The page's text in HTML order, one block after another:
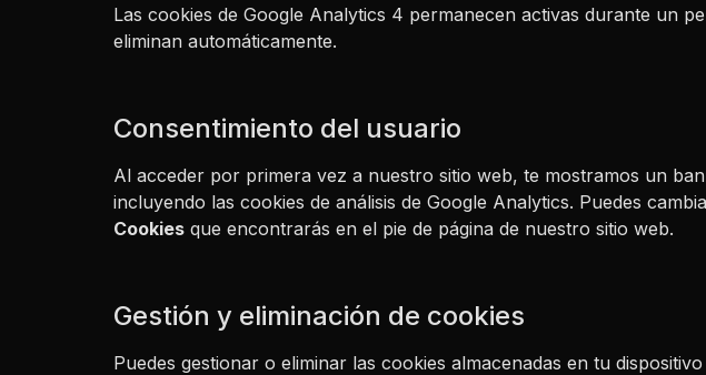
Las cookies de Google Analytics 4 permanecen activas durante un
eliminan automáticamente.
Consentimiento del usuario
Al acceder por primera vez a nuestro sitio web, te mostramos un
incluyendo las cookies de análisis de Google Analytics. Puedes
Cookies que encontrarás en el pie de página de nuestro sitio web.
Gestión y eliminación de cookies
Puedes gestionar o eliminar las cookies almacenadas en tu